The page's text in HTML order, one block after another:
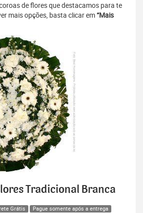
de flores que destacamos para te
mais opções, basta clicar em“Mais
Tradicional Branca
Grátis Pague somente após a entrega